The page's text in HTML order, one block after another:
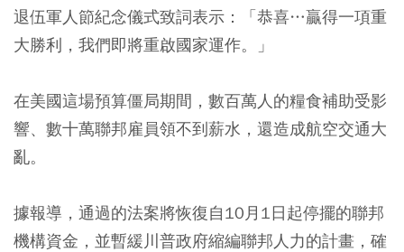
退伍軍人節紀念儀式致詞表示：「恭喜…贏得一項重
大勝利，我們即將重啟國家運作。」
在美國這場預算僵局期間，數百萬人的糧食補助受影
響、數十萬聯邦雇員領不到薪水，還造成航空交通大
亂。
據報導，通過的法案將恢復自10月1日起停擺的聯邦
機構資金，並暫緩川普政府縮編聯邦人力的計畫，確